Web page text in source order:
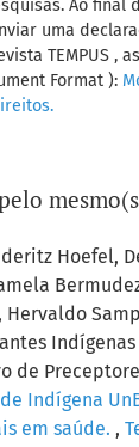
Ao final
uma
TEMPUS ,
Format ):
Hoefel,
Hervaldo
Indígenas
de
Indígena
em saúde. ,